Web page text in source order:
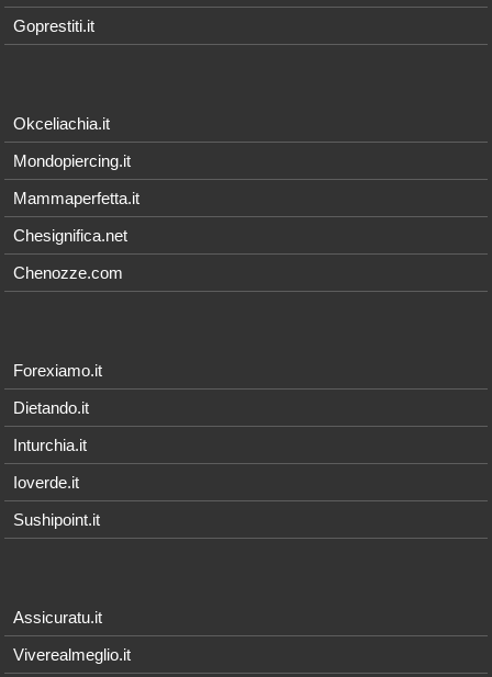
Goprestiti.it
Okceliachia.it
Mondopiercing.it
Mammaperfetta.it
Chesignifica.net
Chenozze.com
Forexiamo.it
Dietando.it
Inturchia.it
Ioverde.it
Sushipoint.it
Assicuratu.it
Viverealmeglio.it